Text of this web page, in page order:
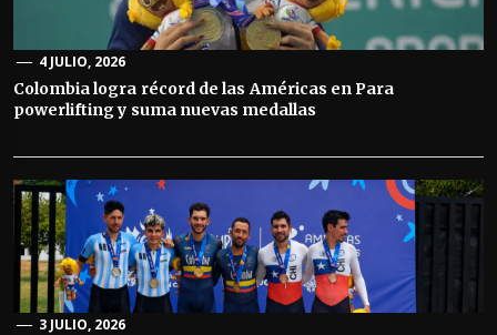
4 JULIO, 2026
Colombia logra récord de las Américas en Para
powerlifting y suma nuevas medallas
3 JULIO, 2026